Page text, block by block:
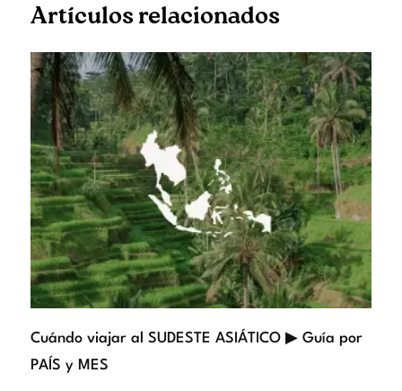
Artículos relacionados
Cuándo viajar al SUDESTE ASIÁTICO ▶ Guía por
PAÍS y MES